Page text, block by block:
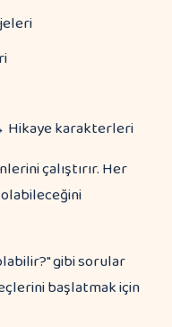
Hikaye karakterleri
çalıştırır. Her
gibi sorular
başlatmak için